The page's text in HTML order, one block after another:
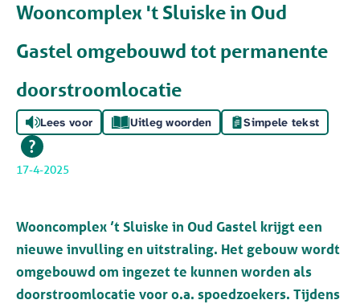
Wooncomplex 't Sluiske in Oud
Gastel omgebouwd tot permanente
doorstroomlocatie
Lees voor Uitleg woorden Simpele tekst
17-4-2025
Wooncomplex ’t Sluiske in Oud Gastel krijgt een
nieuwe invulling en uitstraling. Het gebouw wordt
omgebouwd om ingezet te kunnen worden als
doorstroomlocatie voor o.a. spoedzoekers. Tijdens